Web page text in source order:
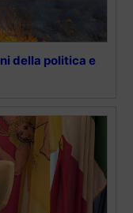
della politica e